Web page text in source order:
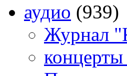
аудио (939)
Журнал
концерты